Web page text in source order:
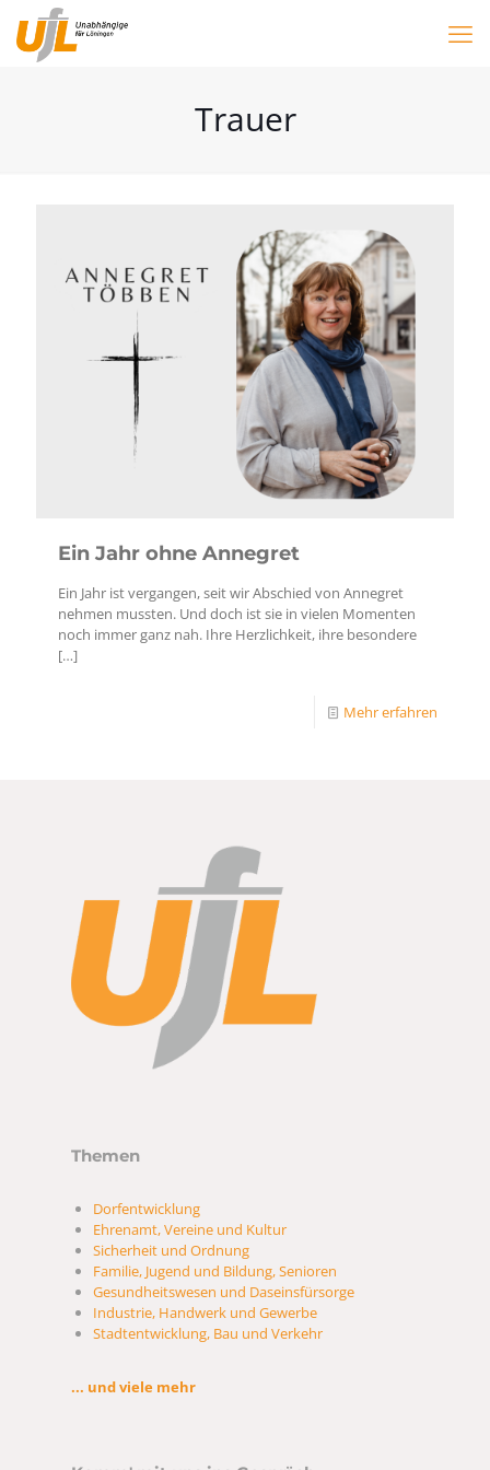
Trauer
Ein Jahr ohne Annegret
Ein Jahr ist vergangen, seit wir Abschied von Annegret
nehmen mussten. Und doch ist sie in vielen Momenten
noch immer ganz nah. Ihre Herzlichkeit, ihre besondere
[…]
Mehr erfahren
Themen
Dorfentwicklung
Ehrenamt, Vereine und Kultur
Sicherheit und Ordnung
Familie, Jugend und Bildung, Senioren
Gesundheitswesen und Daseinsfürsorge
Industrie, Handwerk und Gewerbe
Stadtentwicklung, Bau und Verkehr
... und viele mehr